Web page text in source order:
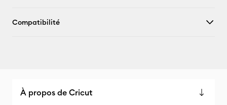
Compatibilité
À propos de Cricut